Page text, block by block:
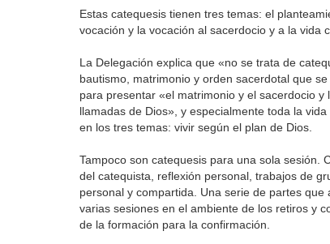
Estas catequesis tienen tres temas: el
vocación y la vocación al sacerdocio y a la vida
La Delegación explica que «no se trata de
bautismo, matrimonio y orden sacerdotal que
para presentar «el matrimonio y el sacerdocio
llamadas de Dios», y especialmente toda la
en los tres temas: vivir según el plan de Dios.
Tampoco son catequesis para una sola sesión.
del catequista, reflexión personal, trabajos de
personal y compartida. Una serie de partes
varias sesiones en el ambiente de los retiros y
de la formación para la confirmación.